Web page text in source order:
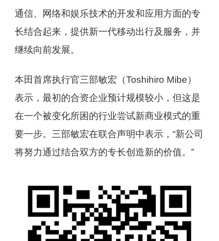
通信、网络和娱乐技术的开发和应用方面的专
长结合起来，提供新一代移动出行及服务，并
继续向前发展。
本田首席执行官三部敏宏（Toshihiro Mibe）
表示，最初的合资企业预计规模较小，但这是
在一个被变化所困的行业尝试新商业模式的重
要一步。三部敏宏在联合声明中表示，“新公司
将努力通过结合双方的专长创造新的价值。”